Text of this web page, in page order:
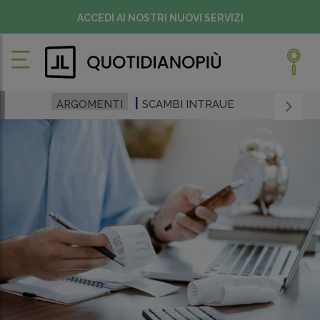
ACCEDI AI NOSTRI NUOVI SERVIZI
ARGOMENTI SCAMBI INTRAUE